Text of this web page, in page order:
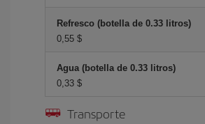
Refresco (botella de 0.33 litros)
0,55 $
Agua (botella de 0.33 litros)
0,33 $
Transporte